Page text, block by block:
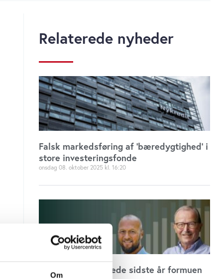
Om
Relaterede nyheder
Falsk markedsføring af ’bæredygtighed’ i
store investeringsfonde
onsdag 08. oktober 2025 16:20
De 100 rigeste øgede sidste år formuen